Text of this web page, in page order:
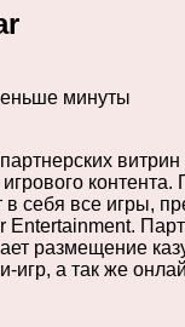
минуты
витрин
контента.
в себя все игры,
Entertainment.
размещение
игр, а так же